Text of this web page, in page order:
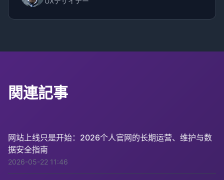
関連記事
网站上线只是开始：2026个人官网的长期运营、维护与数
据安全指南
2026-05-22 11:46